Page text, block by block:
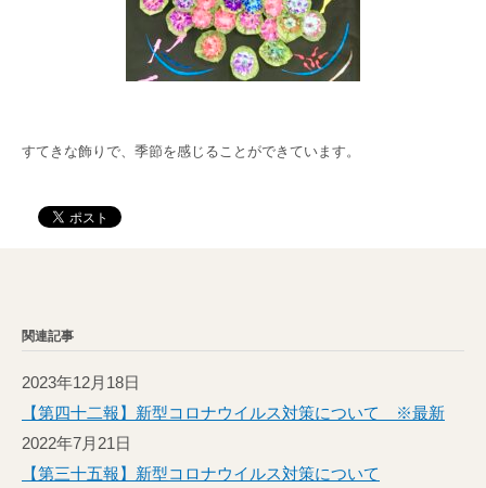
すてきな飾りで、季節を感じることができています。
関連記事
2023年12月18日
【第四十二報】新型コロナウイルス対策について ※最新
2022年7月21日
【第三十五報】新型コロナウイルス対策について